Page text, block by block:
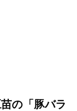
の「豚バラ